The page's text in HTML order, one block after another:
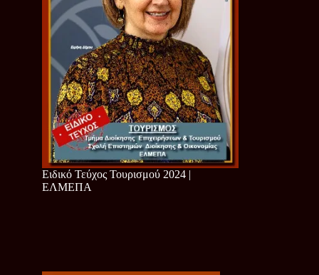
Ειδικό Τεύχος Τουρισμού 2024 |
ΕΛΜΕΠΑ